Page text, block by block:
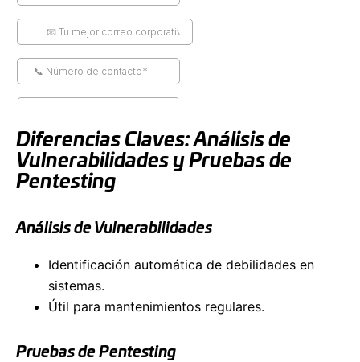
Diferencias Claves: Análisis de
Vulnerabilidades y Pruebas de
Pentesting
Análisis de Vulnerabilidades
Identificación automática de debilidades en
sistemas.
Útil para mantenimientos regulares.
Pruebas de Pentesting